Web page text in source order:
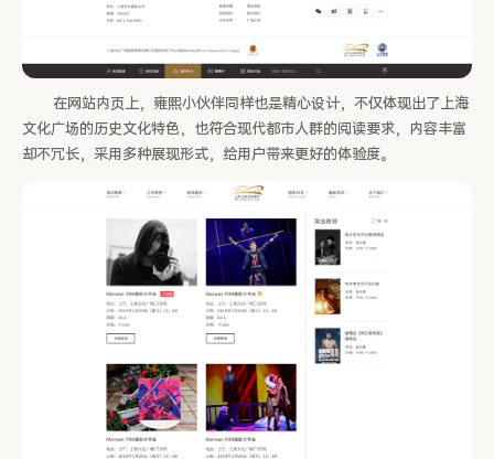
在网站内页上，雍熙小伙伴同样也是精心设计，不仅体现出了上海
文化广场的历史文化特色，也符合现代都市人群的阅读要求，内容丰富
却不冗长，采用多种展现形式，给用户带来更好的体验度。